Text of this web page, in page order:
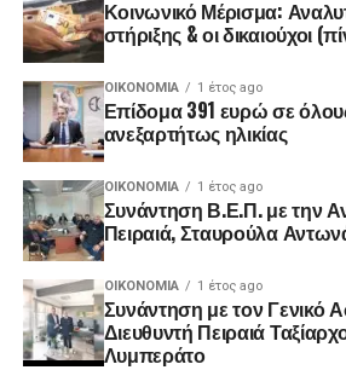
Κοινωνικό Μέρισμα:
στήριξης & οι δικαιούχοι
ΟΙΚΟΝΟΜΊΑ 1 έτος ago
Επίδομα 391 ευρώ σε
ανεξαρτήτως ηλικίας
ΟΙΚΟΝΟΜΊΑ 1 έτος ago
Συνάντηση Β.Ε.Π. με την
Πειραιά, Σταυρούλα
ΟΙΚΟΝΟΜΊΑ 1 έτος ago
Συνάντηση με τον Γενικό
Διευθυντή Πειραιά
Λυμπεράτο